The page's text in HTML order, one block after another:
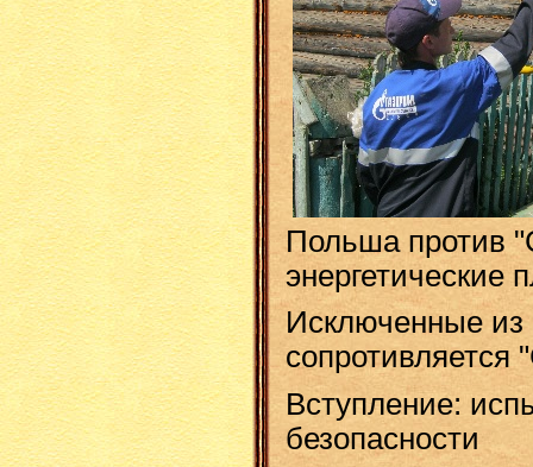
Польша против
энергетические
Исключенные
сопротивляется
Вступление:
безопасности